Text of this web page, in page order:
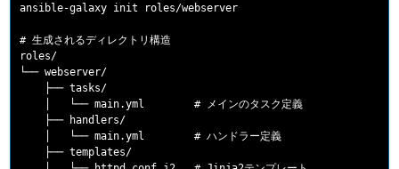
ansible-galaxy init roles/webserver
# 生成されるディレクトリ構造
roles/
└── webserver/
    ├── tasks/
    │   └── main.yml        # メインのタスク定義
    ├── handlers/
    │   └── main.yml        # ハンドラー定義
    ├── templates/